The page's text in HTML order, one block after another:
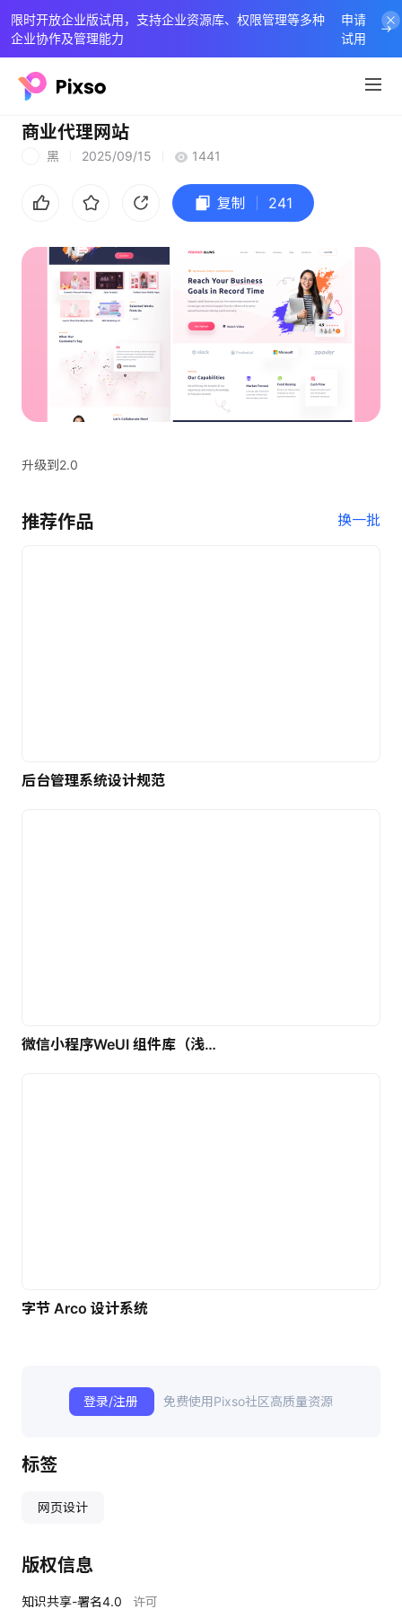
限时开放企业版试用，支持企业资源库、权限管理等多种
企业协作及管理能力
申请
试用
商业代理网站
黑 2025/09/15 1441
复制 241
升级到2.0
推荐作品 换一批
后台管理系统设计规范
微信小程序WeUI 组件库（浅色）| 免费UI设计素材
字节 Arco 设计系统
登录/注册 免费使用Pixso社区高质量资源
标签
网页设计
版权信息
知识共享-署名4.0 许可